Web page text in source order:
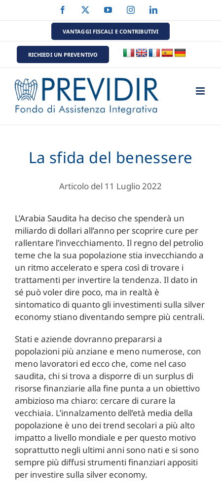
al
Facebook YouTubeInstagramLinkedIn
VANTAGGI FISCALI E CONTRIBUTIVI
RICHIEDI UN PREVENTIVO
La sfida del benessere
Articolo del 11 Luglio 2022
L’Arabia Saudita ha deciso che spenderà un
miliardo di dollari all’anno per scoprire cure per
rallentare l’invecchiamento. Il regno del petrolio
teme che la sua popolazione stia invecchiando a
un ritmo accelerato e spera così di trovare i
trattamenti per invertire la tendenza. Il dato in
sé può voler dire poco, ma in realtà è
sintomatico di quanto gli investimenti sulla silver
economy stiano diventando sempre più centrali.
Stati e aziende dovranno prepararsi a
popolazioni più anziane e meno numerose, con
meno lavoratori ed ecco che, come nel caso
saudita, chi si trova a disporre di un surplus di
risorse finanziarie alla fine punta a un obiettivo
ambizioso ma chiaro: cercare di curare la
vecchiaia. L’innalzamento dell’età media della
popolazione è uno dei trend secolari a più alto
impatto a livello mondiale e per questo motivo
soprattutto negli ultimi anni sono nati e si sono
sempre più diffusi strumenti finanziari appositi
per investire sulla silver economy.